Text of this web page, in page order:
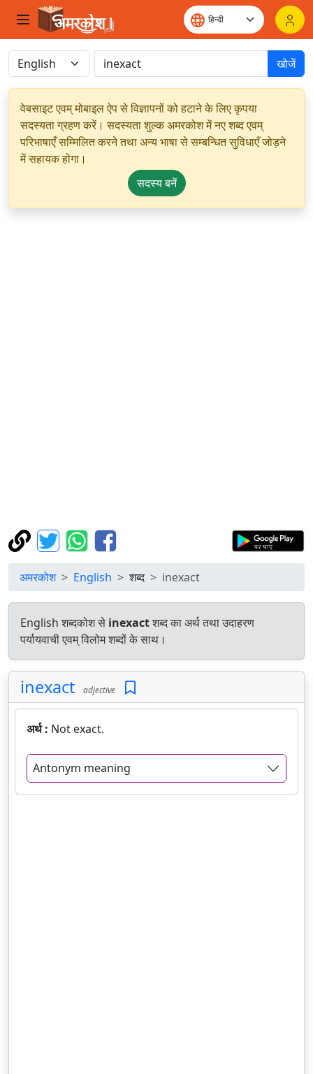
खोजें
वेबसाइट एवम् मोबाइल ऐप से विज्ञापनों को हटाने के लिए कृपया
सदस्यता ग्रहण करें। सदस्यता शुल्क अमरकोश में नए शब्द एवम्
परिभाषाएँ सम्मिलित करने तथा अन्य भाषा से सम्बन्धित सुविधाएँ जोड़ने
में सहायक होगा।
सदस्य बनें
अमरकोश English शब्द inexact
English शब्दकोश से inexactशब्द का अर्थ तथा उदाहरण
पर्यायवाची एवम् विलोम शब्दों के साथ।
inexact adjective
अर्थ : Not exact.
Antonym meaning